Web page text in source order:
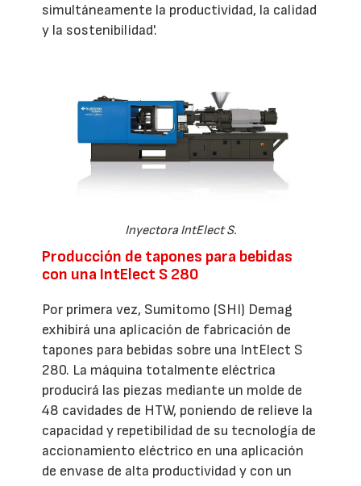
simultáneamente la productividad, la calidad
y la sostenibilidad'.
Inyectora IntElect S.
Producción de tapones para bebidas
con una IntElect S 280
Por primera vez, Sumitomo (SHI) Demag
exhibirá una aplicación de fabricación de
tapones para bebidas sobre una IntElect S
280. La máquina totalmente eléctrica
producirá las piezas mediante un molde de
48 cavidades de HTW, poniendo de relieve la
capacidad y repetibilidad de su tecnología de
accionamiento eléctrico en una aplicación
de envase de alta productividad y con un